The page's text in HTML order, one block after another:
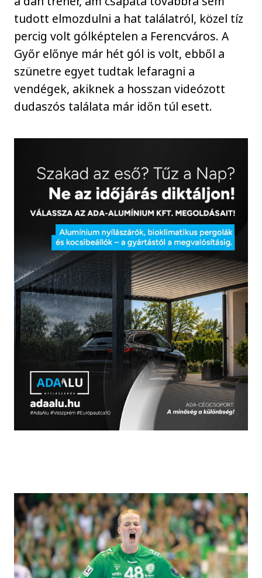
tudott elmozdulni a hat találatról, közel tíz
percig volt gólképtelen a Ferencváros. A
Győr előnye már hét gól is volt, ebből a
szünetre egyet tudtak lefaragni a
vendégek, akiknek a hosszan videózott
dudaszós találata már időn túl esett.